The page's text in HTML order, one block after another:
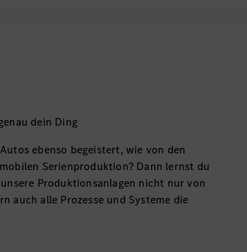
dein Ding
ebenso begeistert, wie von den
Serienproduktion? Dann lernst du
Produktionsanlagen nicht nur von
auch alle Prozesse und Systeme die